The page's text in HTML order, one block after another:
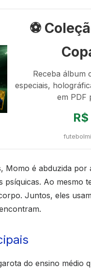
⚽
Receba álbum
especiais,
em PDF
Momo é abduzida
psíquicas. Ao mesmo
Juntos, eles
do ensino médio